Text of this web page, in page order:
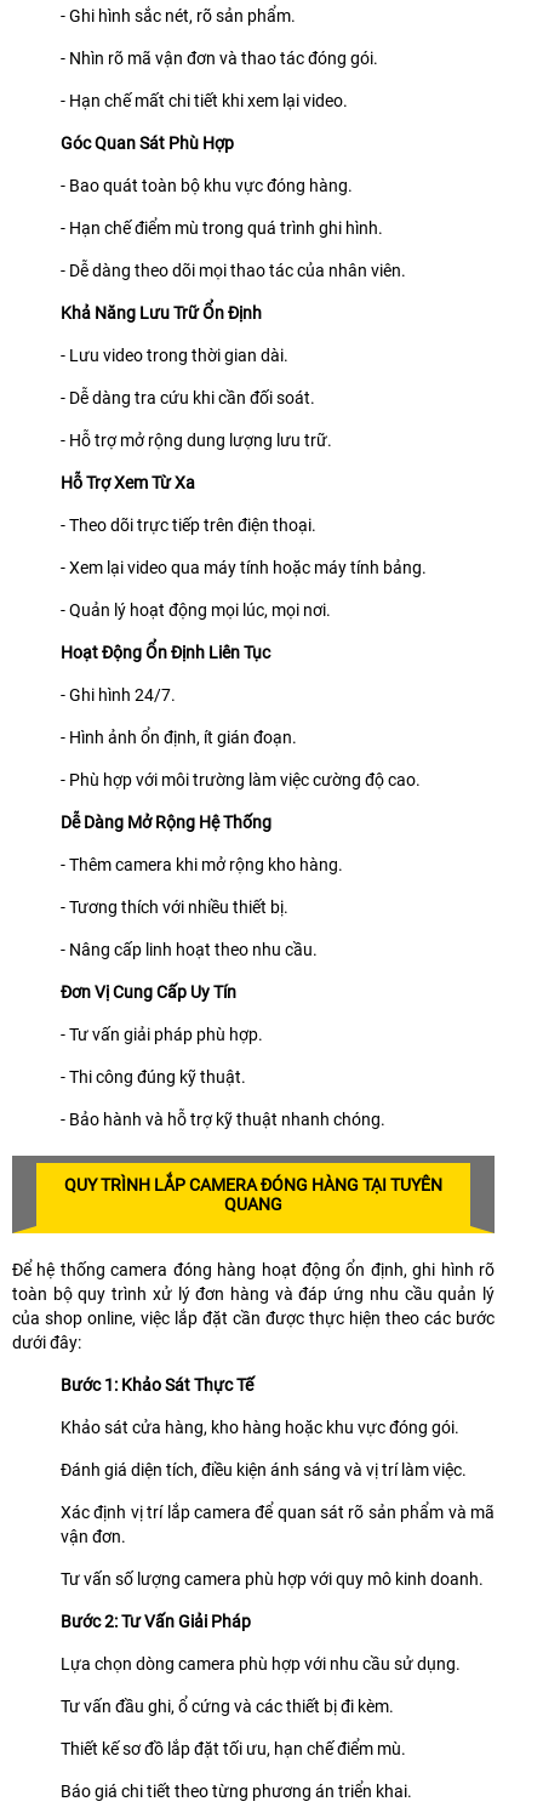
- Ghi hình sắc nét, rõ sản phẩm.
- Nhìn rõ mã vận đơn và thao tác đóng gói.
- Hạn chế mất chi tiết khi xem lại video.
Góc Quan Sát Phù Hợp
- Bao quát toàn bộ khu vực đóng hàng.
- Hạn chế điểm mù trong quá trình ghi hình.
- Dễ dàng theo dõi mọi thao tác của nhân viên.
Khả Năng Lưu Trữ Ổn Định
- Lưu video trong thời gian dài.
- Dễ dàng tra cứu khi cần đối soát.
- Hỗ trợ mở rộng dung lượng lưu trữ.
Hỗ Trợ Xem Từ Xa
- Theo dõi trực tiếp trên điện thoại.
- Xem lại video qua máy tính hoặc máy tính bảng.
- Quản lý hoạt động mọi lúc, mọi nơi.
Hoạt Động Ổn Định Liên Tục
- Ghi hình 24/7.
- Hình ảnh ổn định, ít gián đoạn.
- Phù hợp với môi trường làm việc cường độ cao.
Dễ Dàng Mở Rộng Hệ Thống
- Thêm camera khi mở rộng kho hàng.
- Tương thích với nhiều thiết bị.
- Nâng cấp linh hoạt theo nhu cầu.
Đơn Vị Cung Cấp Uy Tín
- Tư vấn giải pháp phù hợp.
- Thi công đúng kỹ thuật.
- Bảo hành và hỗ trợ kỹ thuật nhanh chóng.
QUY TRÌNH LẮP CAMERA ĐÓNG HÀNG TẠI TUYÊN
QUANG
Để hệ thống camera đóng hàng hoạt động ổn định, ghi hình rõ
toàn bộ quy trình xử lý đơn hàng và đáp ứng nhu cầu quản lý
của shop online, việc lắp đặt cần được thực hiện theo các bước
dưới đây:
Bước 1: Khảo Sát Thực Tế
Khảo sát cửa hàng, kho hàng hoặc khu vực đóng gói.
Đánh giá diện tích, điều kiện ánh sáng và vị trí làm việc.
Xác định vị trí lắp camera để quan sát rõ sản phẩm và mã
vận đơn.
Tư vấn số lượng camera phù hợp với quy mô kinh doanh.
Bước 2: Tư Vấn Giải Pháp
Lựa chọn dòng camera phù hợp với nhu cầu sử dụng.
Tư vấn đầu ghi, ổ cứng và các thiết bị đi kèm.
Thiết kế sơ đồ lắp đặt tối ưu, hạn chế điểm mù.
Báo giá chi tiết theo từng phương án triển khai.